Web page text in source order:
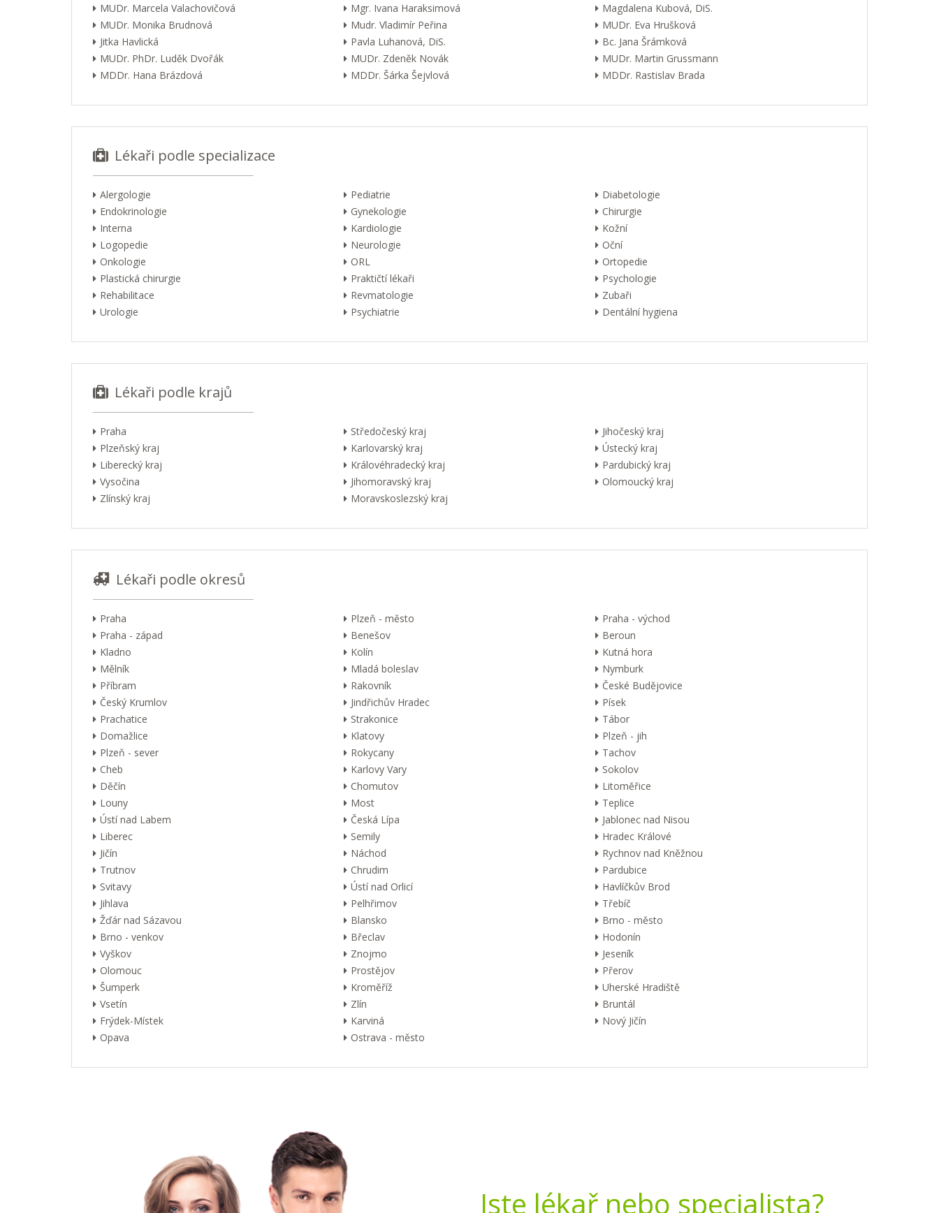
MUDr. Marcela Valachovičová
Mgr. Ivana Haraksimová
Magdalena Kubová, DiS.
MUDr. Monika Brudnová
Mudr. Vladimír Peřina
MUDr. Eva Hrušková
Jitka Havlická
Pavla Luhanová, DiS.
Bc. Jana Šrámková
MUDr. PhDr. Luděk Dvořák
MUDr. Zdeněk Novák
MUDr. Martin Grussmann
MDDr. Hana Brázdová
MDDr. Šárka Šejvlová MDDr. Rastislav Brada
Lékaři podle specializace
Alergologie Pediatrie
Diabetologie
Endokrinologie
Gynekologie
Chirurgie
Interna
Kardiologie
Kožní
Logopedie
Neurologie
Oční
Onkologie
ORL
Ortopedie
Plastická chirurgie
Praktičtí lékaři
Psychologie
Rehabilitace
Revmatologie
Zubaři
Urologie
Psychiatrie Dentální hygiena
Lékaři podle krajů
Praha Středočeský kraj
Jihočeský kraj
Plzeňský kraj
Karlovarský kraj
Ústecký kraj
Liberecký kraj
Královéhradecký kraj
Pardubický kraj
Vysočina
Jihomoravský kraj
Olomoucký kraj
Zlínský kraj
Moravskoslezský kraj
Lékaři podle okresů
Praha Plzeň - město
Praha - východ
Praha - západ
Benešov
Beroun
Kladno
Kolín
Kutná hora
Mělník
Mladá boleslav
Nymburk
Příbram
Rakovník
České Budějovice
Český Krumlov
Jindřichův Hradec
Písek
Prachatice
Strakonice
Tábor
Domažlice
Klatovy
Plzeň - jih
Plzeň - sever
Rokycany
Tachov
Cheb
Karlovy Vary
Sokolov
Děčín
Chomutov
Litoměřice
Louny
Most
Teplice
Ústí nad Labem
Česká Lípa
Jablonec nad Nisou
Liberec
Semily
Hradec Králové
Jičín
Náchod
Rychnov nad Kněžnou
Trutnov
Chrudim
Pardubice
Svitavy
Ústí nad Orlicí
Havlíčkův Brod
Jihlava
Pelhřimov
Třebíč
Žďár nad Sázavou
Blansko
Brno - město
Brno - venkov
Břeclav
Hodonín
Vyškov
Znojmo
Jeseník
Olomouc
Prostějov
Přerov
Šumperk
Kroměříž
Uherské Hradiště
Vsetín
Zlín
Bruntál
Frýdek-Místek
Karviná
Nový Jičín
Opava
Ostrava - město
Jste lékař nebo specialista?